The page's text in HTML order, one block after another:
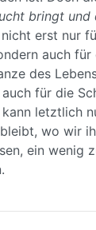
bringt und
erst nur
auch
des
für die
letztlich
wo wir
ein wenig